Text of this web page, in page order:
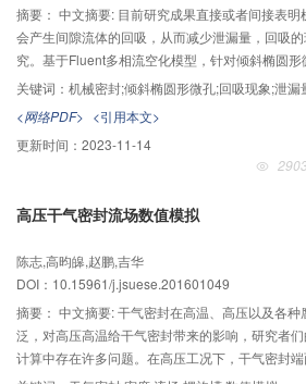
mg/L，COD、TN和PO43--P去除率分别为
pH和ORP等实时控制参数的变化规律与脱氮除磷
厌氧区ORP为-398~-336 mV，反硝化过程pH值
到-300~-175 mV，硝化过程pH值降低0.37。ORP
系统的快速启动和稳定运行。
摘要： 中文摘要: 目前研究成果直接或者间接表
会产生间隙流体的回吸，从而减少泄漏量，回吸
究。基于Fluent多相流空化模型，针对倾斜椭圆
中1个微孔周期的间隙流体的3维数值计算模型，
密封工况参数，研究了回吸现象产生的原因以及
先，通过流动因子判定流动状态、网格无关性分
算结果对照，保证了计算模型的正确性。然后，通
漏侧微孔单元的r-θ平面流线图和密封间隙出口截
于微孔而存在发散间隙，因为动压效应引起出口附
增强而增强，压力的降低将导致空化现象，空化效
后，通过分析外泄量和回吸量曲线，研究了回吸
速n下的变化规律。随着回吸现象的出现，泄漏量
现零泄漏。可以利用倾斜微孔的回吸现象降低机械
关键词： 机械密封;倾斜椭圆形微孔;回吸现象;泄漏
<网络PDF> <引用本文>
更新时间： 2023-11-14
高压干气密封流场数值模拟
陈志,高昀皞,赵鹏,吉华
DOI：10.15961/j.jsuese.201601049
摘要： 中文摘要: 干气密封在高温、高压以及各
泛，对高压高温给干气密封带来的影响，研究者
计算中存在许多问题。在高压工况下，干气密封
化较大，而介质密度、黏度应是随压力和温度的变